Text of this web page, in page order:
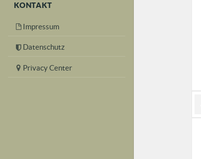
KONTAKT
Impressum
Datenschutz
Privacy Center